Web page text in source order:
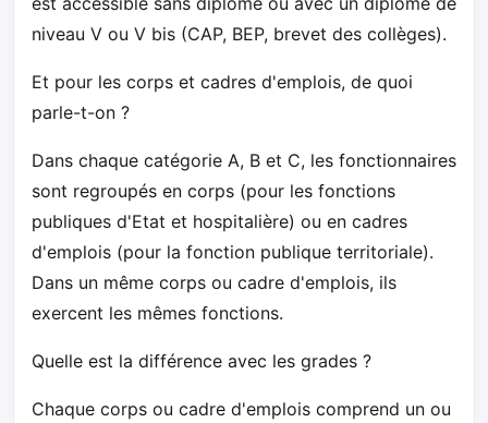
niveau V ou V bis (CAP, BEP, brevet des collèges).
Et pour les corps et cadres d'emplois, de quoi
parle-t-on ?
Dans chaque catégorie A, B et C, les fonctionnaires
sont regroupés en corps (pour les fonctions
publiques d'Etat et hospitalière) ou en cadres
d'emplois (pour la fonction publique territoriale).
Dans un même corps ou cadre d'emplois, ils
exercent les mêmes fonctions.
Quelle est la différence avec les grades ?
Chaque corps ou cadre d'emplois comprend un ou